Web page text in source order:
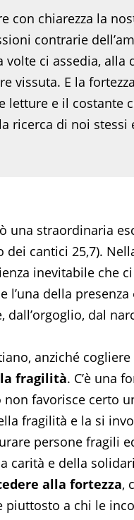
con chiarezza la
contrarie
volte ci assedia,
vissuta. E la
letture e il costante
ricerca di noi
una straordinaria
dei cantici 25,7).
inevitabile che
della
dal
anziché
fragilità. C’è una
favorisce certo
fragilità e la si
persone fragili
carità e della
alla fortezza,
a chi le